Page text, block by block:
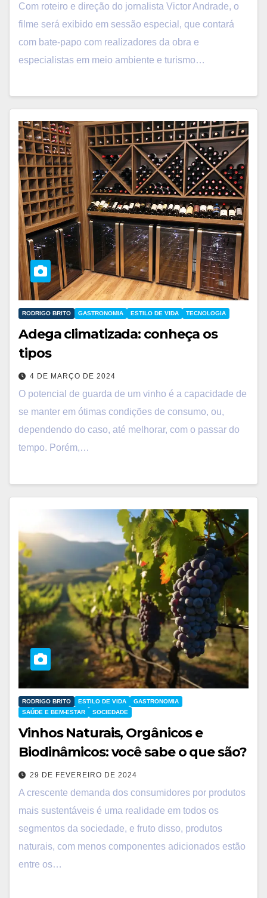
Com roteiro e direção do jornalista Victor Andrade, o
filme será exibido em sessão especial, que contará
com bate-papo com realizadores da obra e
especialistas em meio ambiente e turismo…
GASTRONOMIA ESTILO DE VIDA
RODRIGO BRITO TECNOLOGIA
Adega climatizada: conheça os
tipos
4 DE MARÇO DE 2024
O potencial de guarda de um vinho é a capacidade de
se manter em ótimas condições de consumo, ou,
dependendo do caso, até melhorar, com o passar do
tempo. Porém,…
ESTILO DE VIDA GASTRONOMIA
RODRIGO BRITO
SAÚDE E BEM-ESTAR
SOCIEDADE
Vinhos Naturais, Orgânicos e
Biodinâmicos: você sabe o que são?
29 DE FEVEREIRO DE 2024
A crescente demanda dos consumidores por produtos
mais sustentáveis é uma realidade em todos os
segmentos da sociedade, e fruto disso, produtos
naturais, com menos componentes adicionados estão
entre os…